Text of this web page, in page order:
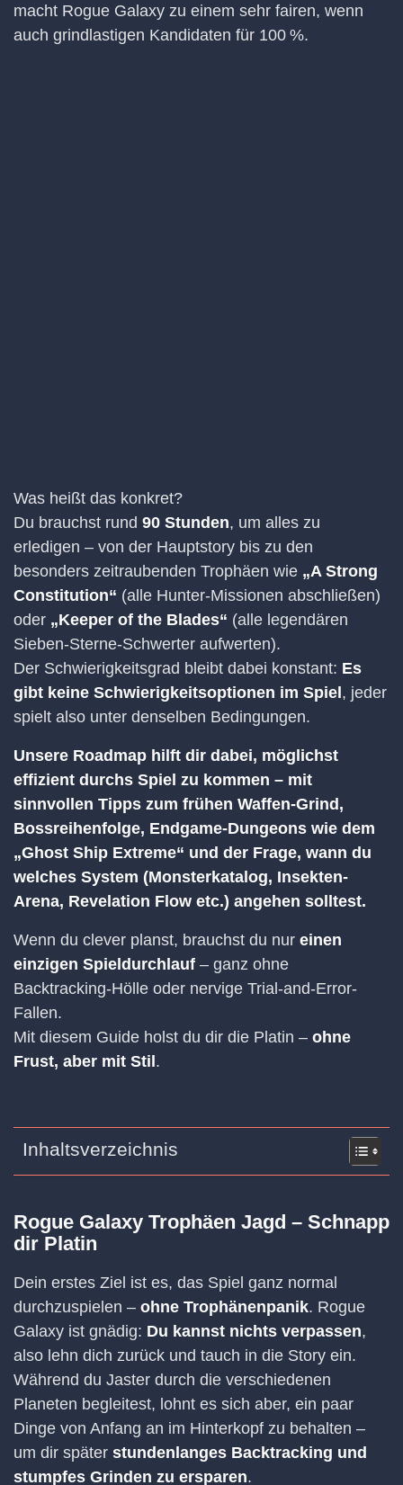
macht Rogue Galaxy zu einem sehr fairen, wenn
auch grindlastigen Kandidaten für 100 %.
Was heißt das konkret?
Du brauchst rund 90 Stunden, um alles zu
erledigen – von der Hauptstory bis zu den
besonders zeitraubenden Trophäen wie „A Strong
Constitution“ (alle Hunter-Missionen abschließen)
oder „Keeper of the Blades“ (alle legendären
Sieben-Sterne-Schwerter aufwerten).
Der Schwierigkeitsgrad bleibt dabei konstant: Es
gibt keine Schwierigkeitsoptionen im Spiel, jeder
spielt also unter denselben Bedingungen.
Unsere Roadmap hilft dir dabei, möglichst
effizient durchs Spiel zu kommen – mit
sinnvollen Tipps zum frühen Waffen-Grind,
Bossreihenfolge, Endgame-Dungeons wie dem
„Ghost Ship Extreme“ und der Frage, wann du
welches System (Monsterkatalog, Insekten-
Arena, Revelation Flow etc.) angehen solltest.
Wenn du clever planst, brauchst du nur einen
einzigen Spieldurchlauf – ganz ohne
Backtracking-Hölle oder nervige Trial-and-Error-
Fallen.
Mit diesem Guide holst du dir die Platin – ohne
Frust, aber mit Stil.
Inhaltsverzeichnis
Rogue Galaxy Trophäen Jagd – Schnapp
dir Platin
Dein erstes Ziel ist es, das Spiel ganz normal
durchzuspielen – ohne Trophänenpanik. Rogue
Galaxy ist gnädig: Du kannst nichts verpassen,
also lehn dich zurück und tauch in die Story ein.
Während du Jaster durch die verschiedenen
Planeten begleitest, lohnt es sich aber, ein paar
Dinge von Anfang an im Hinterkopf zu behalten –
um dir später stundenlanges Backtracking und
stumpfes Grinden zu ersparen.